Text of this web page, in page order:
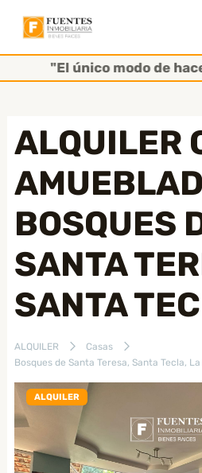
contenido"El único modo de
ALQUILER
BOSQUES
SANTA
SANTA
ALQUILER
Casas
Bosques de Santa Teresa, Santa Tecla,
ALQUILER